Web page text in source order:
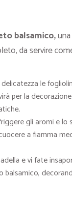
balsamico,
da servire
le
per la
gli aromi e lo
a fiamma
e vi fate